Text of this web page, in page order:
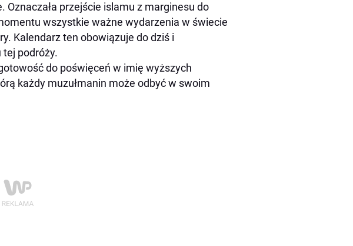
przejście islamu z marginesu do
wszystkie ważne wydarzenia w świecie
Kalendarz ten obowiązuje do dziś i
podróży.
do poświęceń w imię wyższych
każdy muzułmanin może odbyć w swoim